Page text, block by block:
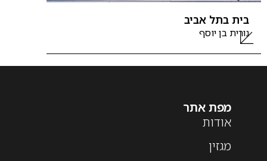
בית בתל אביב
נורית בן יוסף
מפת אתר
אודות
מגזין